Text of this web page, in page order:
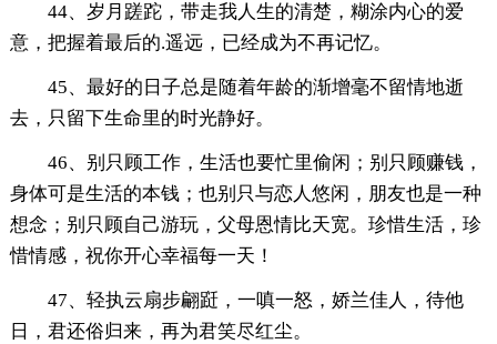
44、岁月蹉跎，带走我人生的清楚，糊涂内心的爱
意，把握着最后的.遥远，已经成为不再记忆。
45、最好的日子总是随着年龄的渐增毫不留情地逝
去，只留下生命里的时光静好。
46、别只顾工作，生活也要忙里偷闲；别只顾赚钱，
身体可是生活的本钱；也别只与恋人悠闲，朋友也是一种
想念；别只顾自己游玩，父母恩情比天宽。珍惜生活，珍
惜情感，祝你开心幸福每一天！
47、轻执云扇步翩跹，一嗔一怒，娇兰佳人，待他
日，君还俗归来，再为君笑尽红尘。